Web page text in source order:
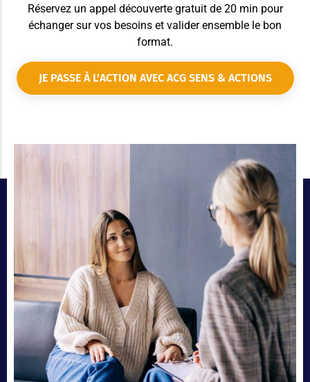
Réservez un appel découverte gratuit de 20 min pour
échanger sur vos besoins et valider ensemble le bon
format.
JE PASSE À L'ACTION AVEC ACG SENS & ACTIONS